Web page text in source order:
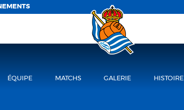
ÉQUIPE MATCHS GALERIE HISTOIRE